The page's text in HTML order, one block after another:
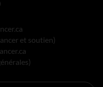
et soutien)